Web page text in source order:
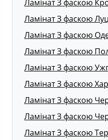
Ламінат З фаскою
Ламінат З фаскою
Ламінат З фаскою
Ламінат З фаскою
Ламінат З фаскою
Ламінат З фаскою
Ламінат З фаскою
Ламінат З фаскою
Ламінат З фаскою